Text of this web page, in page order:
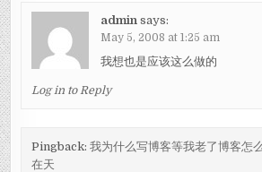
admin says:
May 5, 2008 at 1:25 am
我想也是应该这么做的
Log in to Reply
Pingback: 我为什么写博客等我老了博客怎
在天